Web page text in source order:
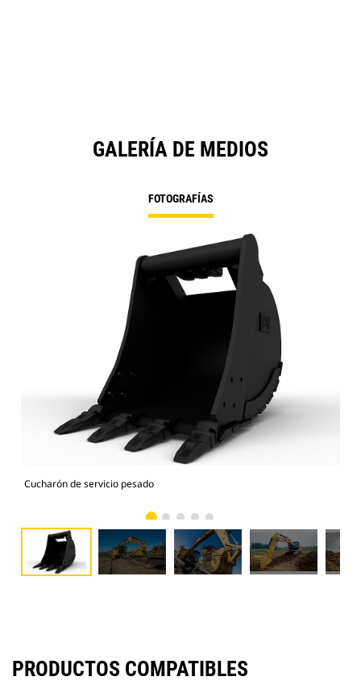
GALERÍA DE MEDIOS
FOTOGRAFÍAS
Cucharón de servicio pesado
PRODUCTOS COMPATIBLES